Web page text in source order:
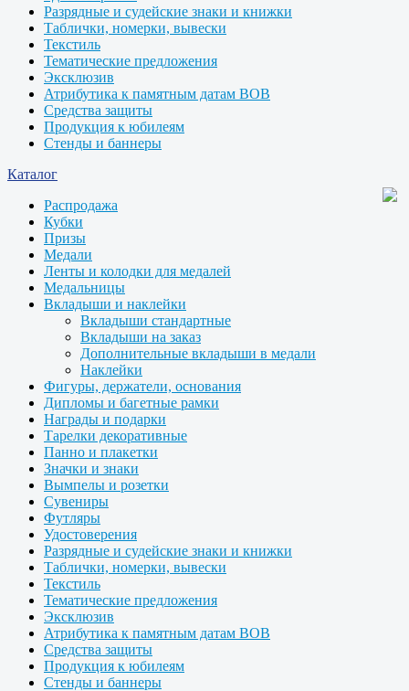
Разрядные и судейские знаки и книжки
Таблички, номерки, вывески
Текстиль
Тематические предложения
Эксклюзив
Атрибутика к памятным датам ВОВ
Средства защиты
Продукция к юбилеям
Стенды и баннеры
Каталог
Распродажа
Кубки
Призы
Медали
Ленты и колодки для медалей
Медальницы
Вкладыши и наклейки
Вкладыши стандартные
Вкладыши на заказ
Дополнительные вкладыши в медали
Наклейки
Фигуры, держатели, основания
Дипломы и багетные рамки
Награды и подарки
Тарелки декоративные
Панно и плакетки
Значки и знаки
Вымпелы и розетки
Сувениры
Футляры
Удостоверения
Разрядные и судейские знаки и книжки
Таблички, номерки, вывески
Текстиль
Тематические предложения
Эксклюзив
Атрибутика к памятным датам ВОВ
Средства защиты
Продукция к юбилеям
Стенды и баннеры